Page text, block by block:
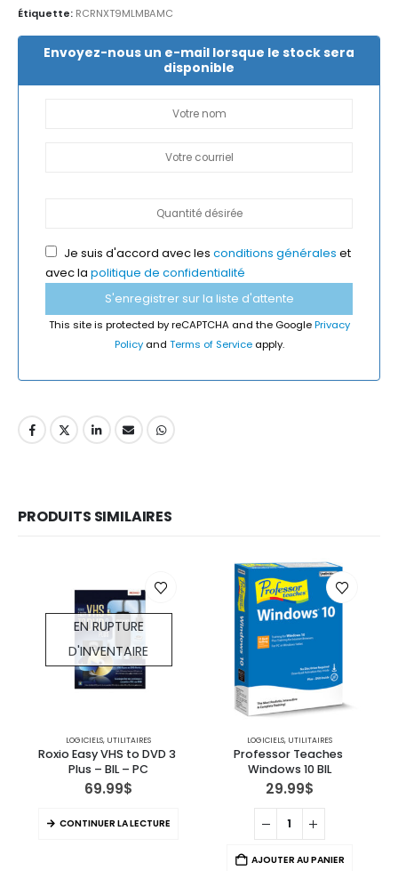
Étiquette: RCRNXT9MLMBAMC
Envoyez-nous un e-mail lorsque le stock sera
disponible
Je suis d'accord avec les conditions générales et
avec la politique de confidentialité
This site is protected by reCAPTCHA and the GooglePrivacy
Policy and Terms of Service apply.
PRODUITS SIMILAIRES
EN RUPTURE
D'INVENTAIRE
LOGICIELS, UTILITAIRES
Roxio Easy VHS to DVD 3
Plus – BIL – PC
69.99$
CONTINUER LA LECTURE
LOGICIELS, UTILITAIRES
Professor Teaches
Windows 10 BIL
29.99$
AJOUTER AU PANIER